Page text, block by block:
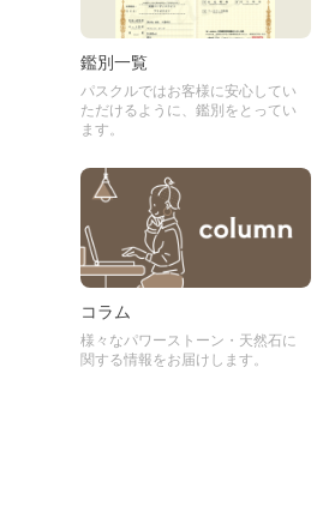
鑑別一覧
パスクルではお客様に安心してい
ただけるように、鑑別をとってい
ます。
コラム
様々なパワーストーン・天然石に
関する情報をお届けします。